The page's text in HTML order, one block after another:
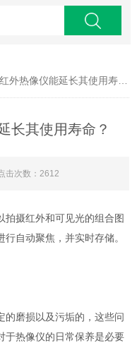
外热像仪能延长其使用寿命？
长其使用寿命？
击次数：2612
拍摄红外和可见光的组合图
自动聚焦，并实时存储。
磨损以及污垢的，这些问
于热像仪的日常保养是必要